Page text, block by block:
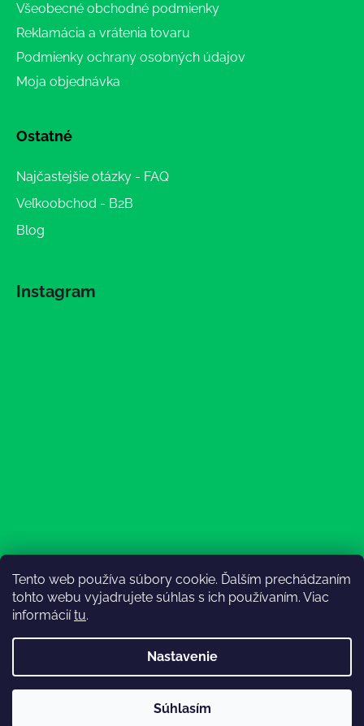
Tento web používa súbory cookie. Ďalším prechádzaním
tohto webu vyjadrujete súhlas s ich používaním. Viac
informáciítu.
Nastavenie
Súhlasím
nedostupná (na email reagujeme nonstop), expedícia ako
Všeobecné obchodné podmienky
Reklamácia a vrátenia tovaru
Podmienky ochrany osobných údajov
Moja objednávka
Ostatné
Najčastejšie otázky - FAQ
Veľkoobchod - B2B
Blog
Instagram
Sledovať na Instagrame